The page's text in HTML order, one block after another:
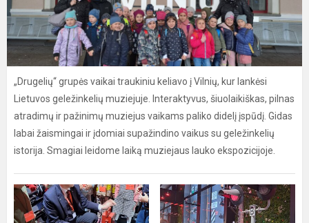
„Drugelių“ grupės vaikai traukiniu keliavo į Vilnių, kur lankėsi
Lietuvos geležinkelių muziejuje. Interaktyvus, šiuolaikiškas, pilnas
atradimų ir pažinimų muziejus vaikams paliko didelį įspūdį. Gidas
labai žaismingai ir įdomiai supažindino vaikus su geležinkelių
istorija. Smagiai leidome laiką muziejaus lauko ekspozicijoje.